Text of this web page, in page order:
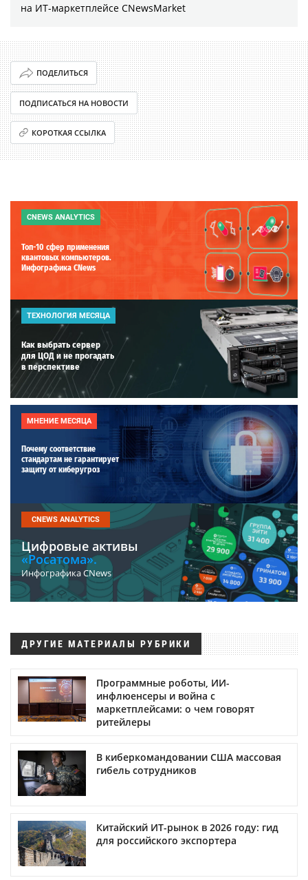
на ИТ-маркетплейсе CNewsMarket
ПОДЕЛИТЬСЯ
ПОДПИСАТЬСЯ НА НОВОСТИ
КОРОТКАЯ ССЫЛКА
CNEWS ANALYTICS
Топ-10 сфер применения
квантовых компьютеров.
Инфографика CNews
ТЕХНОЛОГИЯ МЕСЯЦА
Как выбрать сервер
для ЦОД и не прогадать
в перспективе
МНЕНИЕ МЕСЯЦА
Почему соответствие
стандартам не гарантирует
защиту от киберугроз
CNEWS ANALYTICS
Цифровые активы
«Росатома».
Инфографика CNews
ДРУГИЕ МАТЕРИАЛЫ РУБРИКИ
Программные роботы, ИИ-
инфлюенсеры и война с
маркетплейсами: о чем говорят
ритейлеры
В киберкомандовании США массовая
гибель сотрудников
Китайский ИТ-рынок в 2026 году: гид
для российского экспортера